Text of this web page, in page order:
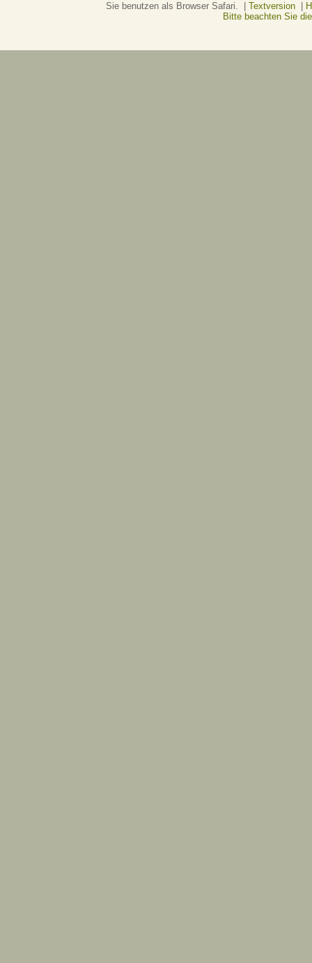
Sie benutzen als Browser Safari. | Textversion|
Bitte beachten Sie